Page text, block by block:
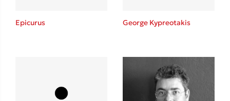
Το λεξικό της ζωής σου
Epicurus George Kypreotakis